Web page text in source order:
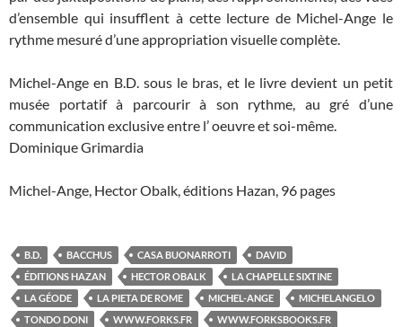
d’ensemble qui insufflent à cette lecture de Michel-Ange le
rythme mesuré d’une appropriation visuelle complète.
Michel-Ange en B.D. sous le bras, et le livre devient un petit
musée portatif à parcourir à son rythme, au gré d’une
communication exclusive entre l’ oeuvre et soi-même.
Dominique Grimardia
Michel-Ange, Hector Obalk, éditions Hazan, 96 pages
B.D. BACCHUS CASA BUONARROTI
DAVID
ÉDITIONS HAZAN
HECTOR OBALK
LA CHAPELLE SIXTINE
LA GÉODE
LA PIETA DE ROME MICHEL-ANGE
MICHELANGELO
TONDO DONI
WWW.FORKS.FR WWW.FORKSBOOKS.FR